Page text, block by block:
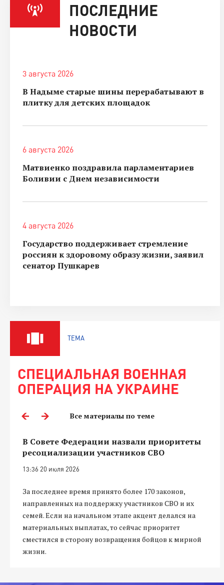
ПОСЛЕДНИЕ
НОВОСТИ
3 августа 2026
В Надыме старые шины перерабатывают в
плитку для детских площадок
6 августа 2026
Матвиенко поздравила парламентариев
Боливии с Днем независимости
4 августа 2026
Государство поддерживает стремление
россиян к здоровому образу жизни, заявил
сенатор Пушкарев
ТЕМА
СПЕЦИАЛЬНАЯ ВОЕННАЯ
ОПЕРАЦИЯ НА УКРАИНЕ
Все материалы по теме
В Совете Федерации назвали приоритеты
ресоциализации участников СВО
13:36 20 июля 2026
За последнее время принято более 170 законов,
направленных на поддержку участников СВО и их
семей. Если на начальном этапе акцент делался на
материальных выплатах, то сейчас приоритет
сместился в сторону возвращения бойцов к мирной
жизни.